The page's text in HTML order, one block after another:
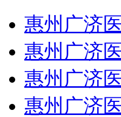
惠州广济
惠州广济
惠州广济
惠州广济